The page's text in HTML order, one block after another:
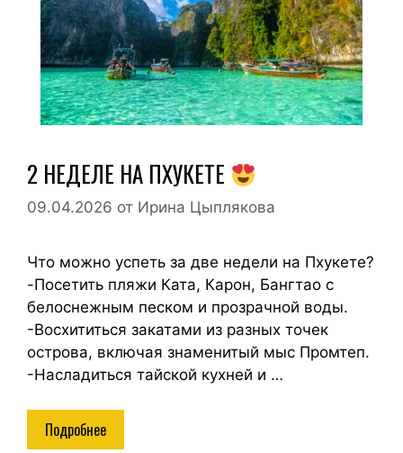
2 НЕДЕЛЕ НА ПХУКЕТЕ
09.04.2026 от Ирина Цыплякова
Что можно успеть за две недели на Пхукете?
-Посетить пляжи Ката, Карон, Бангтао с
белоснежным песком и прозрачной воды.
-Восхититься закатами из разных точек
острова, включая знаменитый мыс Промтеп.
-Насладиться тайской кухней и …
Подробнее